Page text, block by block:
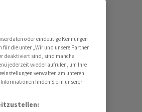
oder eindeutige Kennungen
für die unter „Wir und unsere Partner
deaktiviert sind, sind manche
jederzeit wieder aufrufen, um Ihre
verwalten am unteren
finden Sie in unserer